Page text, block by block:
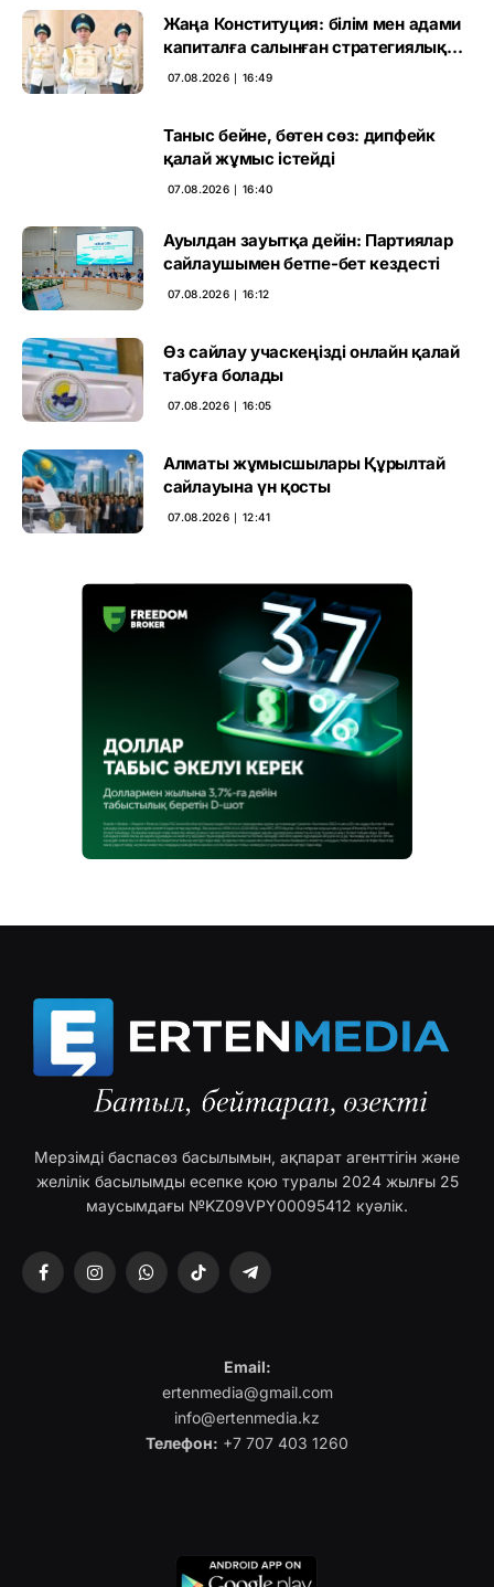
Жаңа Конституция: білім мен адами
капиталға салынған стратегиялық
негіз
07.08.2026 ∣ 16:49
Таныс бейне, бөтен сөз: дипфейк
қалай жұмыс істейді
07.08.2026 ∣ 16:40
Ауылдан зауытқа дейін: Партиялар
сайлаушымен бетпе-бет кездесті
07.08.2026 ∣ 16:12
Өз сайлау учаскеңізді онлайн қалай
табуға болады
07.08.2026 ∣ 16:05
Алматы жұмысшылары Құрылтай
сайлауына үн қосты
07.08.2026 ∣ 12:41
Мерзімді баспасөз басылымын, ақпарат агенттігін және
желілік басылымды есепке қою туралы 2024 жылғы 25
маусымдағы №KZ09VPY00095412 куәлік.
FacebookInstagramWhatsAppTikTok Telegram
Email:
ertenmedia@gmail.com
info@ertenmedia.kz
Телефон: +7 707 403 1260